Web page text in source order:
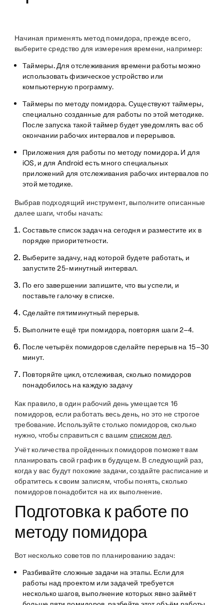
Начиная применять метод помидора, прежде всего,
выберите средство для измерения времени, например:
Таймеры.Для отслеживания времени работы можно
использовать физическое устройство или
компьютерную программу.
Таймеры по методу помидора. Существуют таймеры,
специально созданные для работы по этой методике.
После запуска такой таймер будет уведомлять вас об
окончании рабочих интервалов и перерывов.
Приложения для работы по методу помидора. И для
iOS, и для Android есть много специальных
приложений для отслеживания рабочих интервалов по
этой методике.
Выбрав подходящий инструмент, выполните описанные
далее шаги, чтобы начать:
Составьте список задач на сегодня и разместите их в
порядке приоритетности.
Выберите задачу, над которой будете работать, и
запустите 25-минутный интервал.
По его завершении запишите, что вы успели, и
поставьте галочку в списке.
Сделайте пятиминутный перерыв.
Выполните ещё три помидора, повторяя шаги 2–4.
После четырёх помидоров сделайте перерыв на 15–30
минут.
Повторяйте цикл, отслеживая, сколько помидоров
понадобилось на каждую задачу
Как правило, в один рабочий день умещается 16
помидоров, если работать весь день, но это не строгое
требование. Используйте столько помидоров, сколько
нужно, чтобы справиться с вашим списком дел.
Учёт количества пройденных помидоров поможет вам
планировать свой график в будущем. В следующий раз,
когда у вас будут похожие задачи, создайте расписание и
обратитесь к своим записям, чтобы понять, сколько
помидоров понадобится на их выполнение.
Подготовка к работе по
методу помидора
Вот несколько советов по планированию задач:
Разбивайте сложные задачи на этапы. Если для
работы над проектом или задачей требуется
несколько шагов, выполнение которых явно займёт